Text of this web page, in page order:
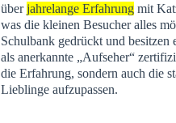
überjahrelange Erfahrung mit
was die kleinen Besucher alles
Schulbank gedrückt und besitzen
als anerkannte „Aufseher“
die Erfahrung, sondern auch die
Lieblinge aufzupassen.